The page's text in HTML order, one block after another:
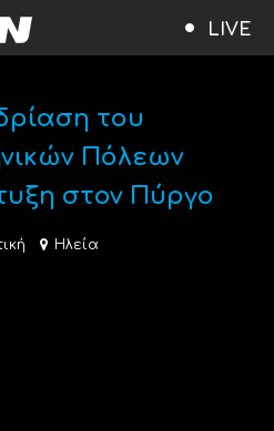
LIVE
του
Πόλεων
στον Πύργο
Ηλεία